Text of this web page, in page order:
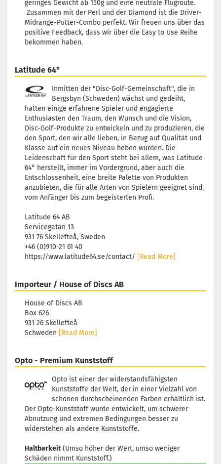
geringes Gewicht ab 150g und eine neutrale Flugroute.
Zusammen mit der Perl und der Diamond ist die Driver-
Midrange-Putter-Combo perfekt. Wir freuen uns über das
positive Feedback, dass wir über die Easy to Use Reihe
bekommen haben.
Latitude 64°
Inmitten der "Disc-Golf-Gemeinschaft", die in
Bergsbyn (Schweden) wächst und gedeiht,
hatten einige erfahrene Spieler und engagierte
Enthusiasten den Traum, den Wunsch und die Vision,
Disc-Golf-Produkte zu entwickeln und zu produzieren, die
den Sport, den wir alle lieben, in Bezug auf Qualität und
Klasse auf ein neues Niveau heben würden. Die
Leidenschaft für den Sport steht bei allem, was Latitude
64° herstellt, immer im Vordergrund, aber auch die
Entschlossenheit, eine breite Palette von Produkten
anzubieten, die für alle Arten von Spielern geeignet sind,
vom Anfänger bis zum begeisterten Profi.
Latitude 64 AB
Servicegatan 13
931 76 Skellefteå, Sweden
+46 (0)910-21 61 40
https://www.latitude64.se/contact/ [Read More]
Importeur / House of Discs AB
House of Discs AB
Box 626
931 26 Skellefteå
Schweden [Read More]
Opto - Premium Kunststoff
Opto ist einer der widerstandsfähigsten
Kunststoffe der Welt, der in einer Vielzahl von
schönen durchscheinenden Farben erhältlich ist.
Der Opto-Kunststoff wurde entwickelt, um schwerer
Abnutzung und extremen Bedingungen besser zu
widerstehen als andere Kunststoffe.
Haltbarkeit(Umso höher der Wert, umso weniger
Schäden nimmt Kunststoff.)